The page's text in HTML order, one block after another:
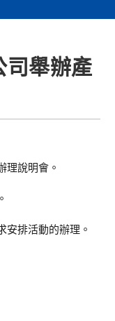
舉辦產
理說明會。
排活動的辦理。